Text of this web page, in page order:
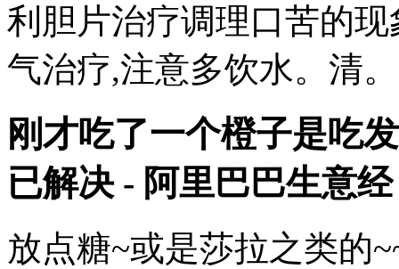
利胆片治疗调理口苦的
气治疗,注意多饮水。清
刚才吃了一个橙子是吃
已解决 - 阿里巴巴生意经
放点糖~或是莎拉之类的